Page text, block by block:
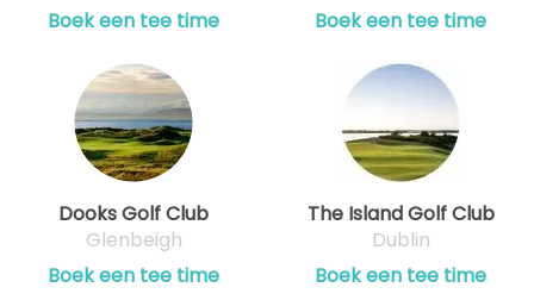
Boek een tee time
Boek een tee time
Dooks Golf Club
Glenbeigh
Boek een tee time
The Island Golf Club
Dublin
Boek een tee time